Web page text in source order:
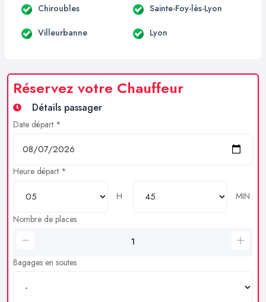
Chiroubles Sainte-Foy-lès-Lyon
Villeurbanne Lyon
Réservez votre Chauffeur
Détails passager
Date départ *
Heure départ *
H
MIN
Nombre de places
Bagages en soutes